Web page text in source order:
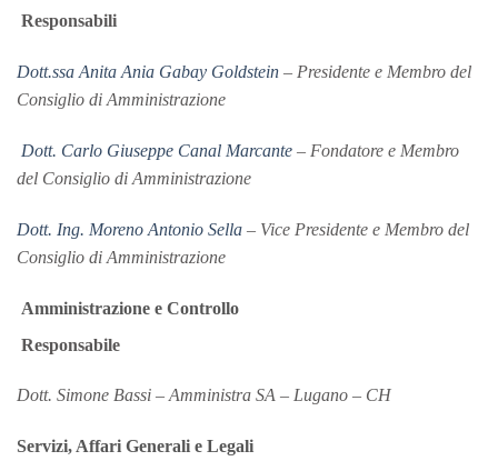
Responsabili
Dott.ssa Anita Ania Gabay Goldstein – Presidente e Membro del
Consiglio di Amministrazione
Dott. Carlo Giuseppe Canal Marcante – Fondatore e Membro
del Consiglio di Amministrazione
Dott. Ing. Moreno Antonio Sella – Vice Presidente e Membro del
Consiglio di Amministrazione
Amministrazione e Controllo
Responsabile
Dott. Simone Bassi – Amministra SA – Lugano – CH
Servizi, Affari Generali e Legali